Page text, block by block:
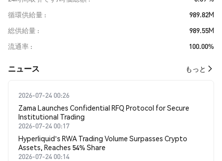
循環供給量
989.82M
総供給量
989.55M
流通率
100.00%
​​ニュース​​ もっと
2026-07-24 00:26
Zama Launches Confidential RFQ Protocol for Secure
Institutional Trading
2026-07-24 00:17
Hyperliquid's RWA Trading Volume Surpasses Crypto
Assets, Reaches 54% Share
2026-07-24 00:14